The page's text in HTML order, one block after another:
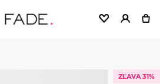
ZĽAVA 31%